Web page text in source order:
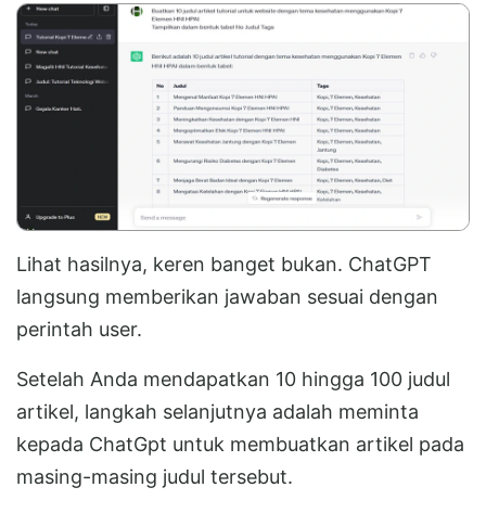
Lihat hasilnya, keren banget bukan. ChatGPT
langsung memberikan jawaban sesuai dengan
perintah user.
Setelah Anda mendapatkan 10 hingga 100 judul
artikel, langkah selanjutnya adalah meminta
kepada ChatGpt untuk membuatkan artikel pada
masing-masing judul tersebut.